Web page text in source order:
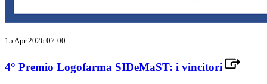
15 Apr 2026 07:00
4° Premio Logofarma SIDeMaST: i vincitori